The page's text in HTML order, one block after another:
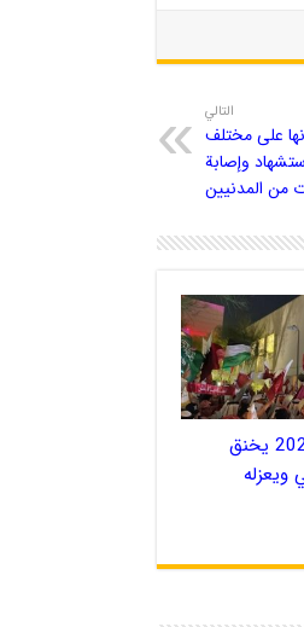
التالي
على مختلف
وإصابة
من المدنيين
مونديال قطر 2022 يخنق
ويعزله